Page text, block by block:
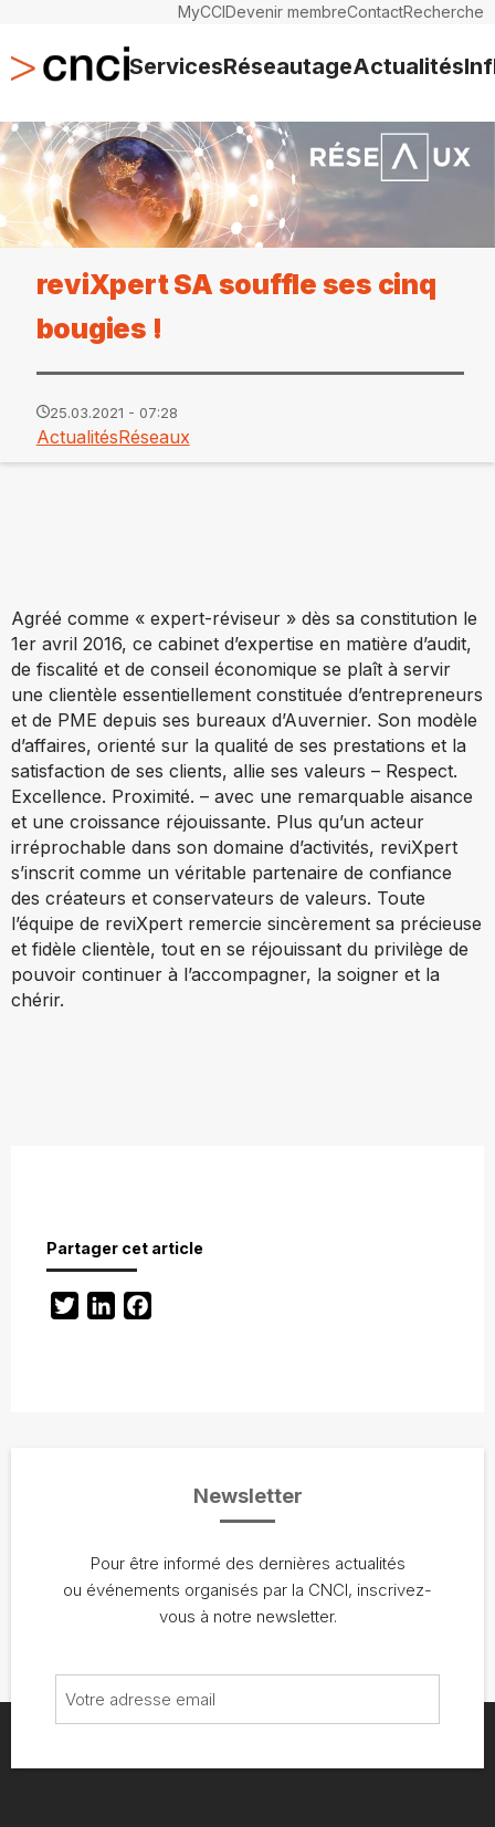
MyCCIDevenir membreContactRecherche
ServicesRéseautageActualités
reviXpert SA souffle ses cinq
bougies !
25.03.2021 - 07:28
ActualitésRéseaux
Agréé comme « expert-réviseur » dès sa constitution le
1er avril 2016, ce cabinet d’expertise en matière d’audit,
de fiscalité et de conseil économique se plaît à servir
une clientèle essentiellement constituée d’entrepreneurs
et de PME depuis ses bureaux d’Auvernier. Son modèle
d’affaires, orienté sur la qualité de ses prestations et la
satisfaction de ses clients, allie ses valeurs – Respect.
Excellence. Proximité. – avec une remarquable aisance
et une croissance réjouissante. Plus qu’un acteur
irréprochable dans son domaine d’activités, reviXpert
s’inscrit comme un véritable partenaire de confiance
des créateurs et conservateurs de valeurs. Toute
l’équipe de reviXpert remercie sincèrement sa précieuse
et fidèle clientèle, tout en se réjouissant du privilège de
pouvoir continuer à l’accompagner, la soigner et la
chérir.
Partager cet article
TwitterLinkedIn
Newsletter
Pour être informé des dernières actualités
ou événements organisés par la CNCI, inscrivez-
vous à notre newsletter.